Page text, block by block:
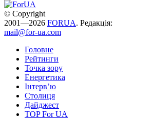
© Copyright
2001—2026 FORUA. Редакція:
mail@for-ua.com
Головне
Рейтинги
Точка зору
Енергетика
Інтерв’ю
Столиця
Дайджест
TOP For UA